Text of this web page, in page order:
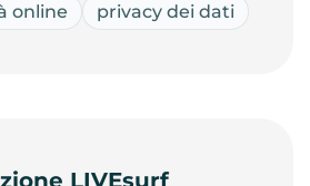
online
privacy dei dati